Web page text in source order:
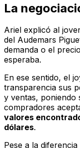
La
Ariel explicó al
del Audemars
demanda o el
esperaba.
En ese sentido, el
transparencia sus
y ventas, poniendo
compradores
valores
dólares.
Pese a la